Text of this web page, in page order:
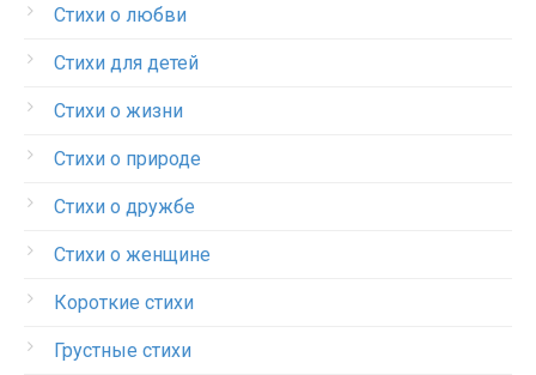
Стихи о любви
Стихи для детей
Стихи о жизни
Стихи о природе
Стихи о дружбе
Стихи о женщине
Короткие стихи
Грустные стихи